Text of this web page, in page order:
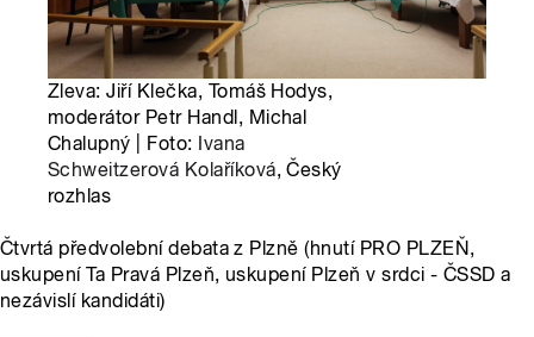
Zleva: Jiří Klečka, Tomáš Hodys,
moderátor Petr Handl, Michal
Chalupný | Foto: Ivana
Schweitzerová Kolaříková, Český
rozhlas
Čtvrtá předvolební debata z Plzně (hnutí PRO PLZEŇ,
uskupení Ta Pravá Plzeň, uskupení Plzeň v srdci - ČSSD a
nezávislí kandidáti)